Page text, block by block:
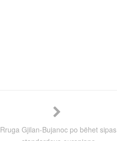
Rruga Gjilan-Bujanoc po bëhet sipas